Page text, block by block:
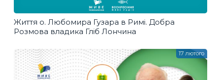
Життя о. Любомира Гузара в Римі. Добра
Розмова владика Гліб Лончина
17 лютого